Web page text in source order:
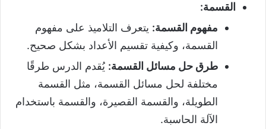
القسمة:
مفهوم القسمة: يتعرف التلاميذ على مفهوم
القسمة، وكيفية تقسيم الأعداد بشكل صحيح.
طرق حل مسائل القسمة: يُقدم الدرس طرقًا
مختلفة لحل مسائل القسمة، مثل القسمة
الطويلة، والقسمة القصيرة، والقسمة باستخدام
الآلة الحاسبة.